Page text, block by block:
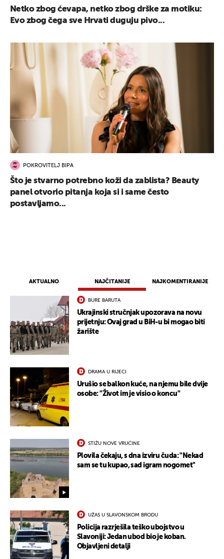
AKTUALNO NAJČITANIJE NAJKOMENTIRANIJE
BURE BARUTA
Ukrajinski stručnjak upozorava na novu
prijetnju: Ovaj grad u BiH-u bi mogao biti
žarište
DRAMA U RIJECI
Urušio se balkon kuće, na njemu bile dvije
osobe: "Život im je visio o koncu"
STIŽU NOVE VRUĆINE
Plovila čekaju, s dna izviru čuda: "Nekad
sam se tu kupao, sad igram nogomet"
UŽAS U SLAVONSKOM BRODU
Policija razrješila teško ubojstvo u
Slavoniji: Jedan ubod bio je koban.
Objavljeni detalji
Netko zbog ćevapa, netko zbog drške za motiku:
Evo zbog čega sve Hrvati duguju pivo...
POKROVITELJ BIPA
Što je stvarno potrebno koži da zablista? Beauty
panel otvorio pitanja koja si i same često
postavljamo...